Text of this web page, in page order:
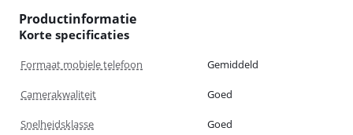
Productinformatie
Korte specificaties
Formaat mobiele telefoon Gemiddeld
Camerakwaliteit Goed
Snelheidsklasse Goed